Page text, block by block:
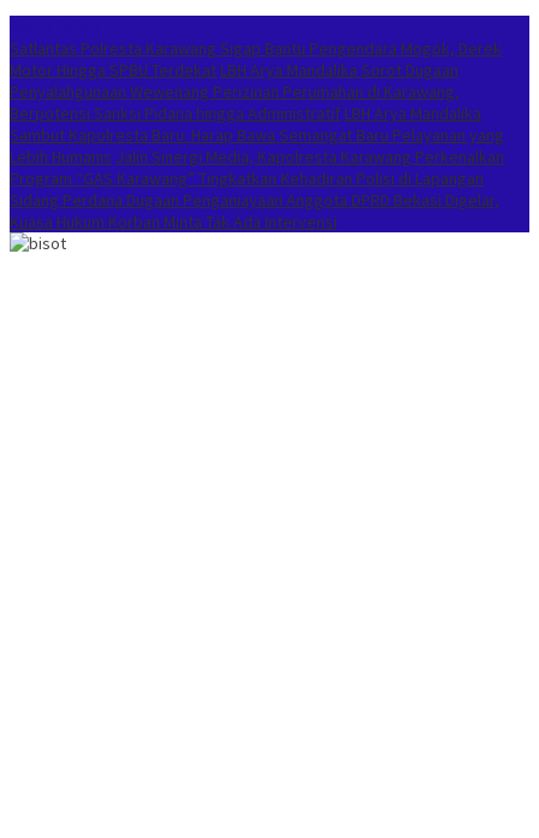
Satlantas Polresta Karawang Sigap Bantu Pengendara Mogok, Derek
Motor Hingga SPBU Terdekat LBH Arya Mandalika Sorot Dugaan
Penyalahgunaan Wewenang Perizinan Perumahan di Karawang,
Berpotensi Sanksi Pidana hingga Administratif LBH Arya Mandalika
Sambut Kapolresta Baru: Harap Bawa Semangat Baru Pelayanan yang
Lebih Humanis Jalin Sinergi Media, Kapolresta Karawang Perkenalkan
Program “GAS Karawang” Tingkatkan Kehadiran Polisi di Lapangan
Sidang Perdana Dugaan Penganiayaan Anggota DPRD Bekasi Digelar,
Kuasa Hukum Korban Minta Tak Ada Intervensi